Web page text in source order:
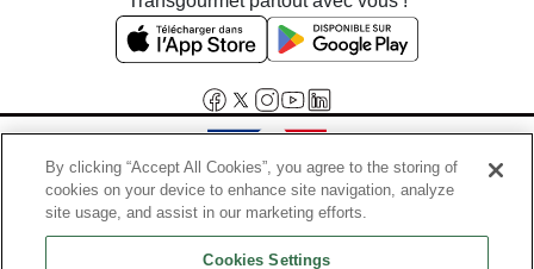
Interdiction de vente de boissons alcooliques aux mineurs de
moins de 18 ans
By clicking “Accept All Cookies”, you agree to the storing of
cookies on your device to enhance site navigation, analyze
site usage, and assist in our marketing efforts.
Cookies Settings